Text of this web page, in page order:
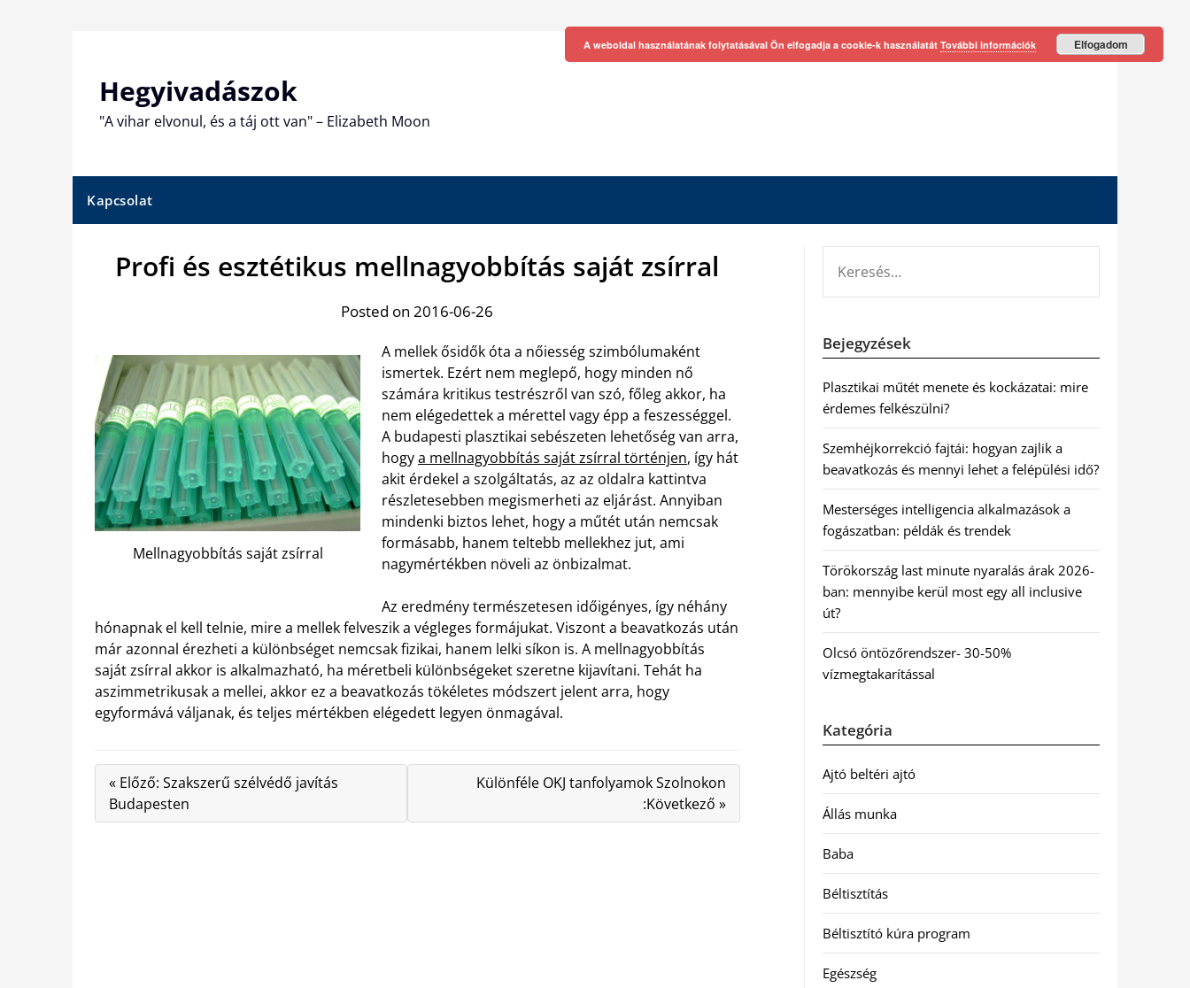
Hegyivadászok
"A vihar elvonul, és a táj ott van" – Elizabeth Moon
Kapcsolat
Profi és esztétikus mellnagyobbítás saját zsírral
Posted on 2016-06-26
Mellnagyobbítás saját zsírral
A mellek ősidők óta a nőiesség szimbólumaként
ismertek. Ezért nem meglepő, hogy minden nő
számára kritikus testrészről van szó, főleg akkor, ha
nem elégedettek a mérettel vagy épp a feszességgel.
A budapesti plasztikai sebészeten lehetőség van arra,
hogya mellnagyobbítás saját zsírral történjen, így hát
akit érdekel a szolgáltatás, az az oldalra kattintva
részletesebben megismerheti az eljárást. Annyiban
mindenki biztos lehet, hogy a műtét után nemcsak
formásabb, hanem teltebb mellekhez jut, ami
nagymértékben növeli az önbizalmat.
Az eredmény természetesen időigényes, így néhány
hónapnak el kell telnie, mire a mellek felveszik a végleges formájukat. Viszont a beavatkozás után
már azonnal érezheti a különbséget nemcsak fizikai, hanem lelki síkon is. A mellnagyobbítás
saját zsírral akkor is alkalmazható, ha méretbeli különbségeket szeretne kijavítani. Tehát ha
aszimmetrikusak a mellei, akkor ez a beavatkozás tökéletes módszert jelent arra, hogy
egyformává váljanak, és teljes mértékben elégedett legyen önmagával.
« Előző: Szakszerű szélvédő javítás
Budapesten
Különféle OKJ tanfolyamok Szolnokon
:Következő »
Bejegyzések
Plasztikai műtét menete és kockázatai: mire
érdemes felkészülni?
Szemhéjkorrekció fajtái: hogyan zajlik a
beavatkozás és mennyi lehet a felépülési idő?
Mesterséges intelligencia alkalmazások a
fogászatban: példák és trendek
Törökország last minute nyaralás árak 2026-
ban: mennyibe kerül most egy all inclusive
út?
Olcsó öntözőrendszer- 30-50%
vízmegtakarítással
Kategória
Ajtó beltéri ajtó
Állás munka
Baba
Béltisztítás
Béltisztító kúra program
Egészség
A weboldal használatának folytatásával Ön elfogadja a cookie-k használatát További információk Elfogadom